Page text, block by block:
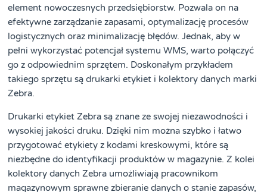
element nowoczesnych przedsiębiorstw. Pozwala on na
efektywne zarządzanie zapasami, optymalizację procesów
logistycznych oraz minimalizację błędów. Jednak, aby w
pełni wykorzystać potencjał systemu WMS, warto połączyć
go z odpowiednim sprzętem. Doskonałym przykładem
takiego sprzętu są drukarki etykiet i kolektory danych marki
Zebra.
Drukarki etykiet Zebra są znane ze swojej niezawodności i
wysokiej jakości druku. Dzięki nim można szybko i łatwo
przygotować etykiety z kodami kreskowymi, które są
niezbędne do identyfikacji produktów w magazynie. Z kolei
kolektory danych Zebra umożliwiają pracownikom
magazynowym sprawne zbieranie danych o stanie zapasów,